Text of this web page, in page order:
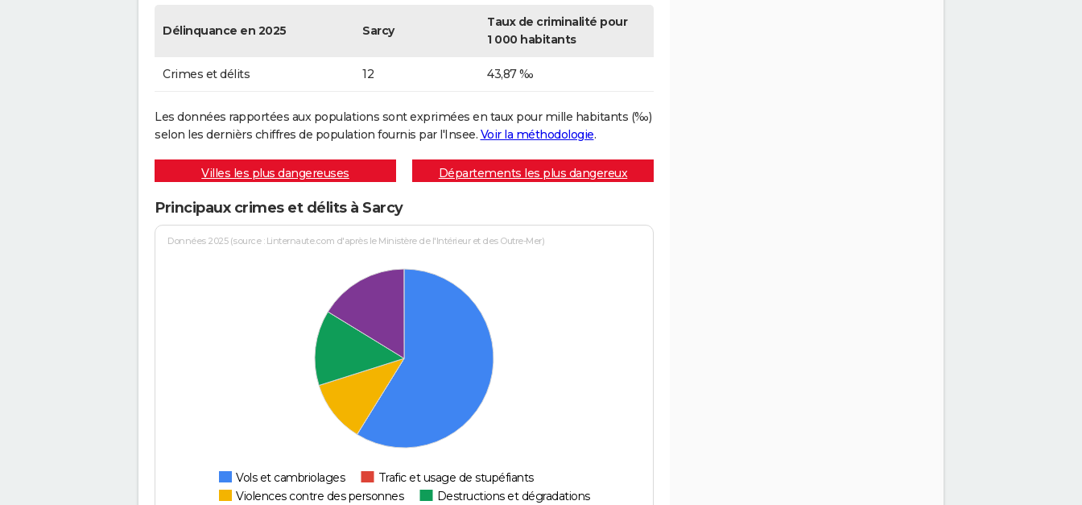
Délinquance en 2025 Sarcy
Taux de criminalité pour
1 000 habitants
Crimes et délits 12 43,87 ‰
Les données rapportées aux populations sont exprimées en taux pour mille habitants (‰)
selon les dernièrs chiffres de population fournis par l'Insee. Voir la méthodologie.
Villes les plus dangereuses Départements les plus dangereux
Principaux crimes et délits à Sarcy
Données 2025 (source : Linternaute.com d'après le Ministère de l'Intérieur et des Outre-Mer)
Vols et cambriolages
Trafic et usage de stupéfiants
Violences contre des personnes
Destructions et dégradations